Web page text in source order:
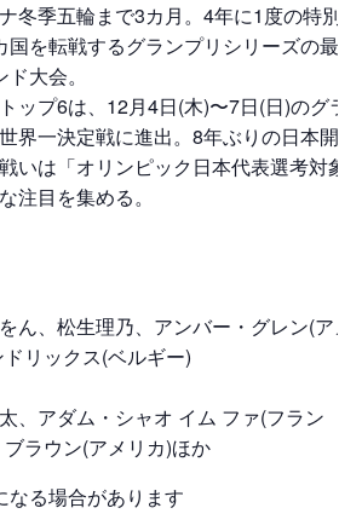
冬季五輪まで3カ月。4年に1度の特別な
を転戦するグランプリシリーズの最終
大会。
ップ6は、12月4日(木)〜7日(日)のグラ
界一決定戦に進出。8年ぶりの日本開催
いは「オリンピック日本代表選考対象
注目を集める。
ん、松生理乃、アンバー・グレン(アメ
リックス(ベルギー)
、アダム・シャオ イム ファ(フラン
ラウン(アメリカ)ほか
なる場合があります